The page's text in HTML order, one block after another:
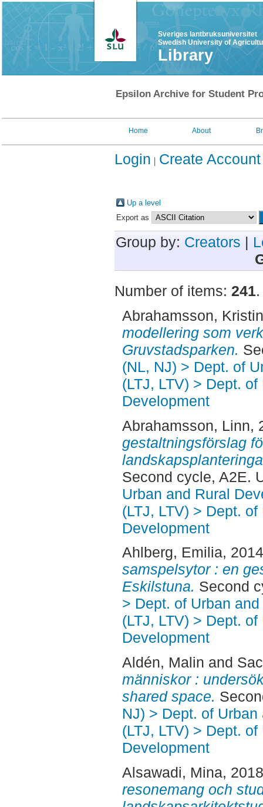
Sveriges lantbruksuniversitet
Swedish University of
Library
Epsilon Archive for Student
Home About
Login Create Account
Up a level
Export as
Group by: Creators |
Number of items: 241.
Abrahamsson,
modellering som
Gruvstadsparken.
(NL, NJ) > Dept. of
(LTJ, LTV) > Dept.
Development
Abrahamsson, Linn,
gestaltningsförslag
Second cycle, A2E.
Urban and Rural
(LTJ, LTV) > Dept.
Development
Ahlberg, Emilia,
samspelsytor : en
Eskilstuna. Second
> Dept. of Urban
(LTJ, LTV) > Dept.
Development
Aldén, Malin and
människor :
shared space.
NJ) > Dept. of
(LTJ, LTV) > Dept.
Development
Alsawadi, Mina,
resonemang och